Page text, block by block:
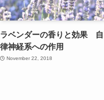
ラベンダーの香りと効果 自
律神経系への作用
November 22, 2018